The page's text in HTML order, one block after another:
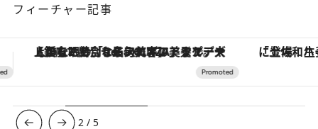
フィーチャー記事
「土佐和ハーブかき氷」がOMO7高知に登場！生姜、山椒、大葉など目にも舌にも涼を呼ぶ郷土の味 【夏限定ディナーコース】旬を
3 / 5